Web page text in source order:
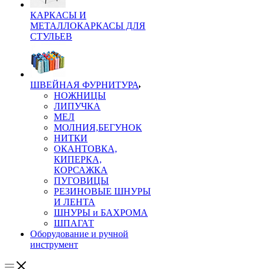
КАРКАСЫ И
МЕТАЛЛОКАРКАСЫ ДЛЯ
СТУЛЬЕВ
ШВЕЙНАЯ ФУРНИТУРА
НОЖНИЦЫ
ЛИПУЧКА
МЕЛ
МОЛНИЯ,БЕГУНОК
НИТКИ
ОКАНТОВКА,
КИПЕРКА,
КОРСАЖКА
ПУГОВИЦЫ
РЕЗИНОВЫЕ ШНУРЫ
И ЛЕНТА
ШНУРЫ и БАХРОМА
ШПАГАТ
Оборудование и ручной
инструмент